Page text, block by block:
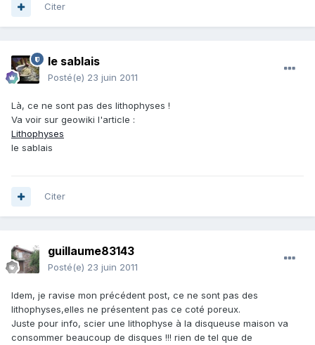
Citer
le sablais
Posté(e) 23 juin 2011
Là, ce ne sont pas des lithophyses !
Va voir sur geowiki l'article :
Lithophyses
le sablais
Citer
guillaume83143
Posté(e) 23 juin 2011
Idem, je ravise mon précédent post, ce ne sont pas des
lithophyses,elles ne présentent pas ce coté poreux.
Juste pour info, scier une lithophyse à la disqueuse maison va
consommer beaucoup de disques !!! rien de tel que de